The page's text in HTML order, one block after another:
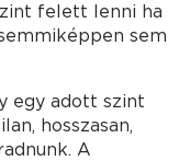
felett lenni ha
sem
egy adott szint
hosszasan,
A